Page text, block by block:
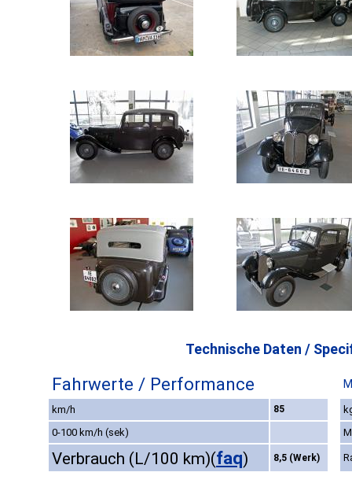
Technische Daten /
Fahrwerte / Performance
km/h 85
0-100 km/h (sek)
Verbrauch (L/100 km)(faq) 8,5 (Werk)